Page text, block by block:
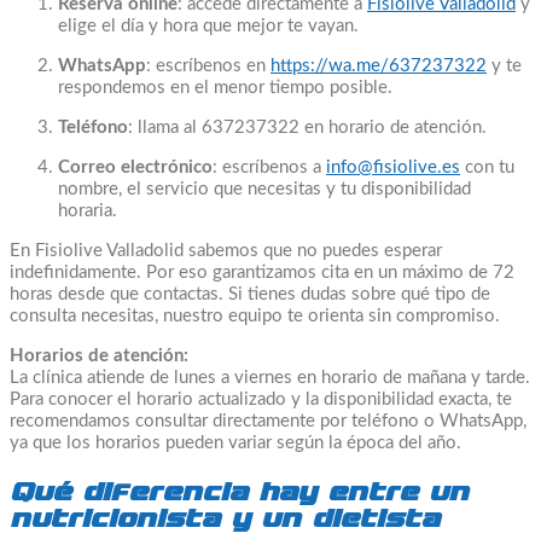
Reserva online: accede directamente a Fisiolive Valladolid y
elige el día y hora que mejor te vayan.
WhatsApp: escríbenos en https://wa.me/637237322 y te
respondemos en el menor tiempo posible.
Teléfono: llama al 637237322 en horario de atención.
Correo electrónico: escríbenos a info@fisiolive.es con tu
nombre, el servicio que necesitas y tu disponibilidad
horaria.
En Fisiolive Valladolid sabemos que no puedes esperar
indefinidamente. Por eso garantizamos cita en un máximo de 72
horas desde que contactas. Si tienes dudas sobre qué tipo de
consulta necesitas, nuestro equipo te orienta sin compromiso.
Horarios de atención:
La clínica atiende de lunes a viernes en horario de mañana y tarde.
Para conocer el horario actualizado y la disponibilidad exacta, te
recomendamos consultar directamente por teléfono o WhatsApp,
ya que los horarios pueden variar según la época del año.
Qué diferencia hay entre un
nutricionista y un dietista